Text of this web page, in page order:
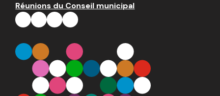
Réunions du Conseil municipal